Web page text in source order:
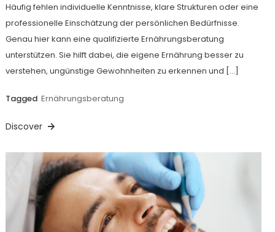
Häufig fehlen individuelle Kenntnisse, klare Strukturen oder eine
professionelle Einschätzung der persönlichen Bedürfnisse.
Genau hier kann eine qualifizierte Ernährungsberatung
unterstützen. Sie hilft dabei, die eigene Ernährung besser zu
verstehen, ungünstige Gewohnheiten zu erkennen und […]
Tagged Ernährungsberatung
Discover